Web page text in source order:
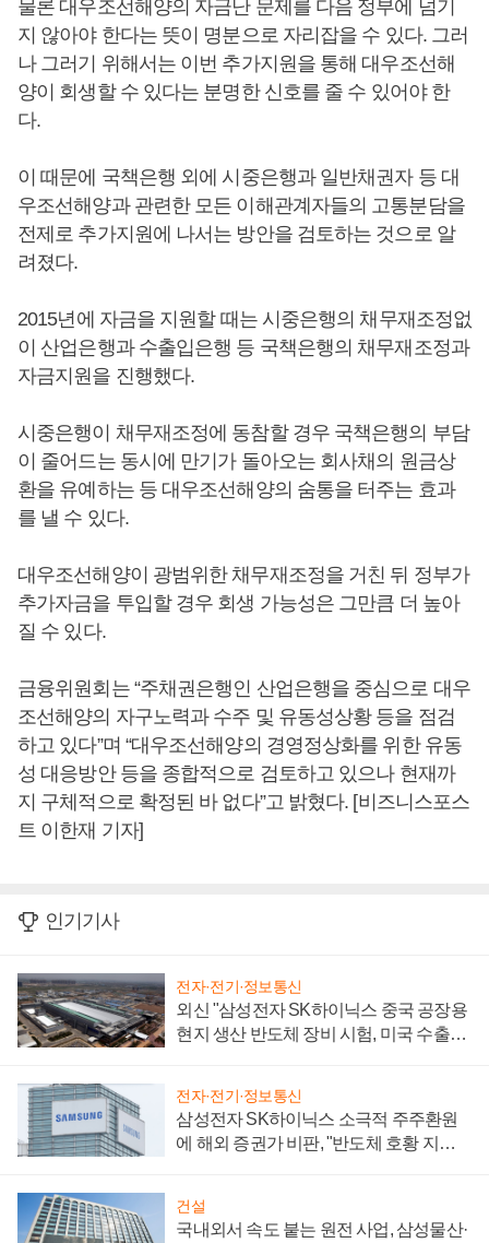
물론 대우조선해양의 자금난 문제를 다음 정부에 넘기
지 않아야 한다는 뜻이 명분으로 자리잡을 수 있다. 그러
나 그러기 위해서는 이번 추가지원을 통해 대우조선해
양이 회생할 수 있다는 분명한 신호를 줄 수 있어야 한
다.
이 때문에 국책은행 외에 시중은행과 일반채권자 등 대
우조선해양과 관련한 모든 이해관계자들의 고통분담을
전제로 추가지원에 나서는 방안을 검토하는 것으로 알
려졌다.
2015년에 자금을 지원할 때는 시중은행의 채무재조정없
이 산업은행과 수출입은행 등 국책은행의 채무재조정과
자금지원을 진행했다.
시중은행이 채무재조정에 동참할 경우 국책은행의 부담
이 줄어드는 동시에 만기가 돌아오는 회사채의 원금상
환을 유예하는 등 대우조선해양의 숨통을 터주는 효과
를 낼 수 있다.
대우조선해양이 광범위한 채무재조정을 거친 뒤 정부가
추가자금을 투입할 경우 회생 가능성은 그만큼 더 높아
질 수 있다.
금융위원회는 “주채권은행인 산업은행을 중심으로 대우
조선해양의 자구노력과 수주 및 유동성상황 등을 점검
하고 있다”며 “대우조선해양의 경영정상화를 위한 유동
성 대응방안 등을 종합적으로 검토하고 있으나 현재까
지 구체적으로 확정된 바 없다”고 밝혔다. [비즈니스포스
트 이한재 기자]
인기기사
전자·전기·정보통신
외신 "삼성전자 SK하이닉스 중국 공장용
현지 생산 반도체 장비 시험, 미국 수출통
전자·전기·정보통신
삼성전자 SK하이닉스 소극적 주주환원
에 해외 증권가 비판, "반도체 호황 지속
건설
국내외서 속도 붙는 원전 사업, 삼성물산·